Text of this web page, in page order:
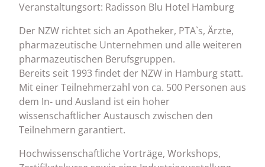
Veranstaltungsort: Radisson Blu Hotel Hamburg
Der NZW richtet sich an Apotheker, PTA`s, Ärzte,
pharmazeutische Unternehmen und alle weiteren
pharmazeutischen Berufsgruppen.
Bereits seit 1993 findet der NZW in Hamburg statt.
Mit einer Teilnehmerzahl von ca. 500 Personen aus
dem In- und Ausland ist ein hoher
wissenschaftlicher Austausch zwischen den
Teilnehmern garantiert.
Hochwissenschaftliche Vorträge, Workshops,